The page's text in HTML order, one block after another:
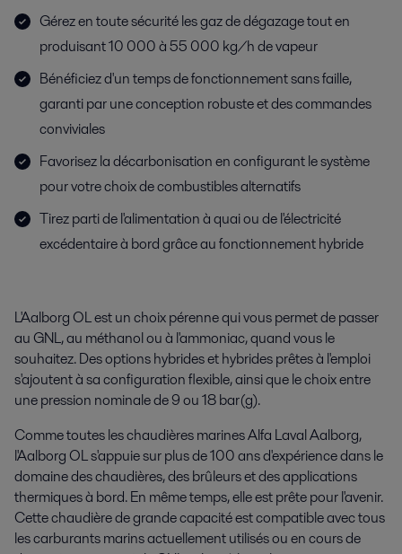
Gérez en toute sécurité les gaz de dégazage tout en
produisant 10 000 à 55 000 kg/h de vapeur
Bénéficiez d'un temps de fonctionnement sans faille,
garanti par une conception robuste et des commandes
conviviales
Favorisez la décarbonisation en configurant le système
pour votre choix de combustibles alternatifs
Tirez parti de l'alimentation à quai ou de l'électricité
excédentaire à bord grâce au fonctionnement hybride
L'Aalborg OL est un choix pérenne qui vous permet de passer
au GNL, au méthanol ou à l'ammoniac, quand vous le
souhaitez. Des options hybrides et hybrides prêtes à l'emploi
s'ajoutent à sa configuration flexible, ainsi que le choix entre
une pression nominale de 9 ou 18 bar(g).
Comme toutes les chaudières marines Alfa Laval Aalborg,
l'Aalborg OL s'appuie sur plus de 100 ans d'expérience dans le
domaine des chaudières, des brûleurs et des applications
thermiques à bord. En même temps, elle est prête pour l'avenir.
Cette chaudière de grande capacité est compatible avec tous
les carburants marins actuellement utilisés ou en cours de